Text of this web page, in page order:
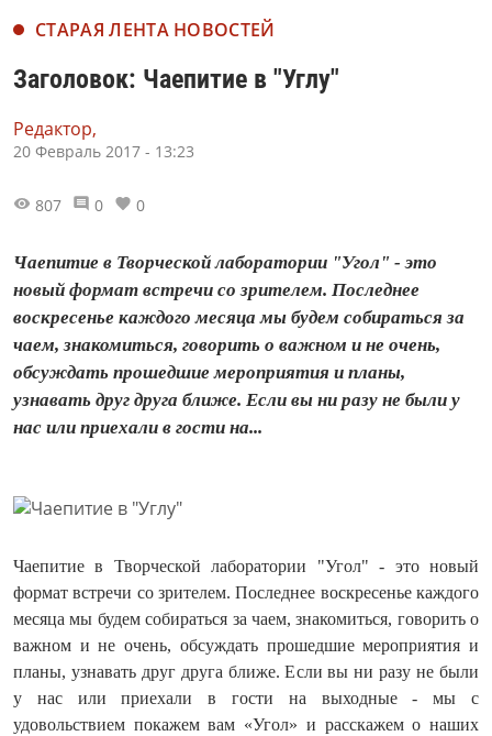
СТАРАЯ ЛЕНТА НОВОСТЕЙ
Заголовок: Чаепитие в "Углу"
Редактор,
20 Февраль 2017 - 13:23
807 0 0
Чаепитие в Творческой лаборатории "Угол" - это
новый формат встречи со зрителем. Последнее
воскресенье каждого месяца мы будем собираться за
чаем, знакомиться, говорить о важном и не очень,
обсуждать прошедшие мероприятия и планы,
узнавать друг друга ближе. Если вы ни разу не были у
нас или приехали в гости на...
Чаепитие в Творческой лаборатории "Угол" - это новый
формат встречи со зрителем. Последнее воскресенье каждого
месяца мы будем собираться за чаем, знакомиться, говорить о
важном и не очень, обсуждать прошедшие мероприятия и
планы, узнавать друг друга ближе. Если вы ни разу не были
у нас или приехали в гости на выходные - мы с
удовольствием покажем вам «Угол» и расскажем о наших